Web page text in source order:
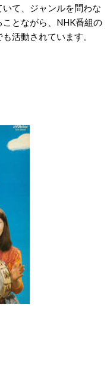
て、ジャンルを問わな
とながら、NHK番組の
活動されています。